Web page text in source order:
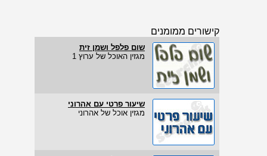
קישורים ממומנים
שום פלפל ושמן זית
מגזין האוכל של ערוץ 1
שיעור פרטי עם אהרוני
מגזין אוכל של אהרוני